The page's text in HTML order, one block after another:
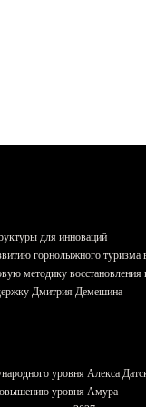
для инноваций
горнолыжного туризма
методику восстановления
Дмитрия Демешина
уровня Алекса
уровня Амура